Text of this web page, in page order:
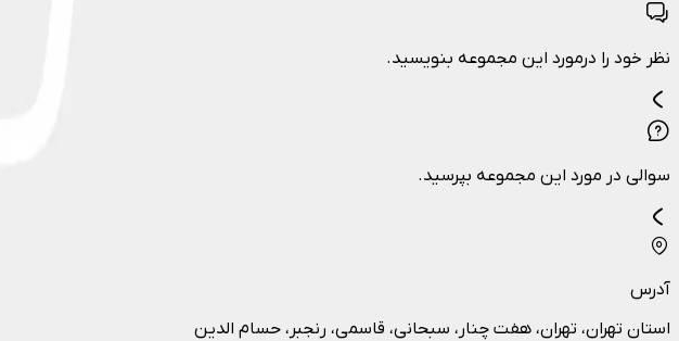
نظر خود را درمورد این مجموعه بنویسید.
سوالی در مورد این مجموعه بپرسید.
آدرس
استان تهران، تهران، هفت چنار، سبحانی، قاسمی، رنجبر، حسام الدین